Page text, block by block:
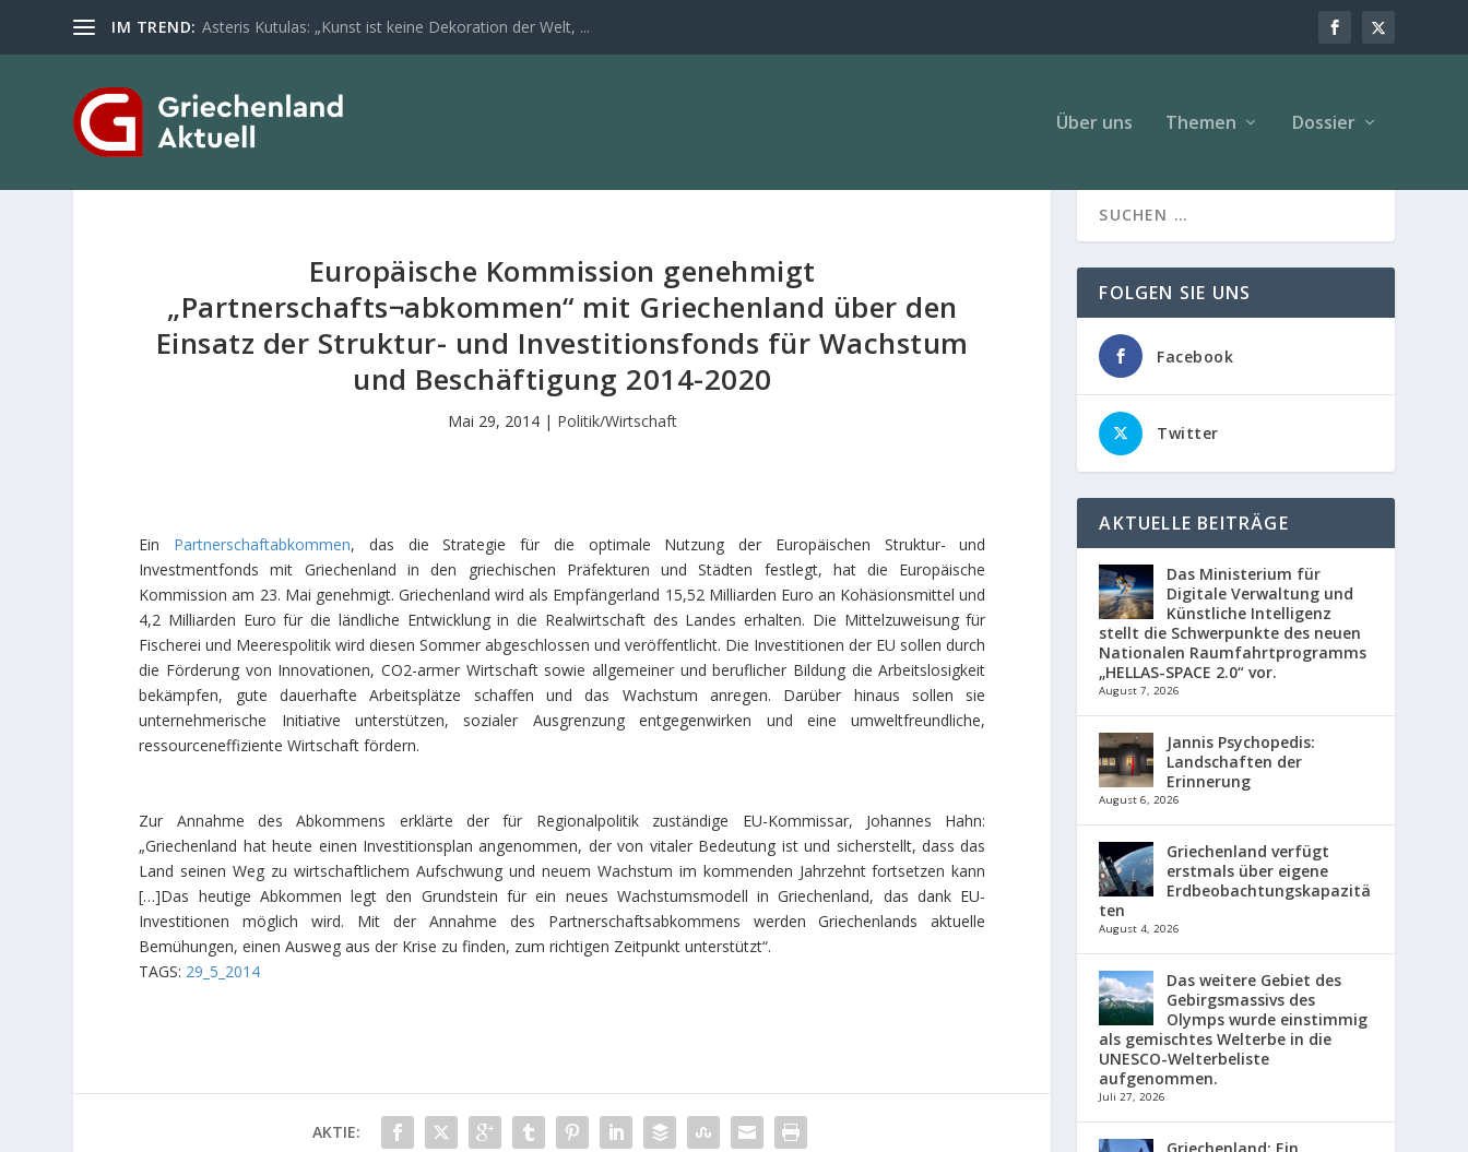
IM TREND: Asteris Kutulas: „Kunst ist keine Dekoration der Welt, ...
Über uns Themen Dossier
Europäische Kommission genehmigt
„Partnerschafts¬abkommen“ mit Griechenland über den
Einsatz der Struktur- und Investitionsfonds für Wachstum
und Beschäftigung 2014-2020
Mai 29, 2014| Politik/Wirtschaft
Ein Partnerschaftabkommen, das die Strategie für die optimale Nutzung der Europäischen Struktur- und
Investmentfonds mit Griechenland in den griechischen Präfekturen und Städten festlegt, hat die Europäische
Kommission am 23. Mai genehmigt. Griechenland wird als Empfängerland 15,52 Milliarden Euro an Kohäsionsmittel und
4,2 Milliarden Euro für die ländliche Entwicklung in die Realwirtschaft des Landes erhalten. Die Mittelzuweisung für
Fischerei und Meerespolitik wird diesen Sommer abgeschlossen und veröffentlicht. Die Investitionen der EU sollen durch
die Förderung von Innovationen, CO2-armer Wirtschaft sowie allgemeiner und beruflicher Bildung die Arbeitslosigkeit
bekämpfen, gute dauerhafte Arbeitsplätze schaffen und das Wachstum anregen. Darüber hinaus sollen sie
unternehmerische Initiative unterstützen, sozialer Ausgrenzung entgegenwirken und eine umweltfreundliche,
ressourceneffiziente Wirtschaft fördern.
Zur Annahme des Abkommens erklärte der für Regionalpolitik zuständige EU-Kommissar, Johannes Hahn:
„Griechenland hat heute einen Investitionsplan angenommen, der von vitaler Bedeutung ist und sicherstellt, dass das
Land seinen Weg zu wirtschaftlichem Aufschwung und neuem Wachstum im kommenden Jahrzehnt fortsetzen kann
[…]Das heutige Abkommen legt den Grundstein für ein neues Wachstumsmodell in Griechenland, das dank EU-
Investitionen möglich wird. Mit der Annahme des Partnerschaftsabkommens werden Griechenlands aktuelle
Bemühungen, einen Ausweg aus der Krise zu finden, zum richtigen Zeitpunkt unterstützt“.
TAGS: 29_5_2014
AKTIE:
FOLGEN SIE UNS
Facebook
Twitter
AKTUELLE BEITRÄGE
Das Ministerium für
Digitale Verwaltung und
Künstliche Intelligenz
stellt die Schwerpunkte des neuen
Nationalen Raumfahrtprogramms
„HELLAS-SPACE 2.0“ vor.
August 7, 2026
Jannis Psychopedis:
Landschaften der
Erinnerung
August 6, 2026
Griechenland verfügt
erstmals über eigene
Erdbeobachtungskapazitä
ten
August 4, 2026
Das weitere Gebiet des
Gebirgsmassivs des
Olymps wurde einstimmig
als gemischtes Welterbe in die
UNESCO-Welterbeliste
aufgenommen.
Juli 27, 2026